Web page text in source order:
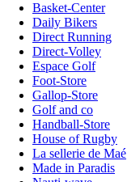
Basket-Center
Daily Bikers
Direct Running
Direct-Volley
Espace Golf
Foot-Store
Gallop-Store
Golf and co
Handball-Store
House of Rugby
La sellerie de Maé
Made in Paradis